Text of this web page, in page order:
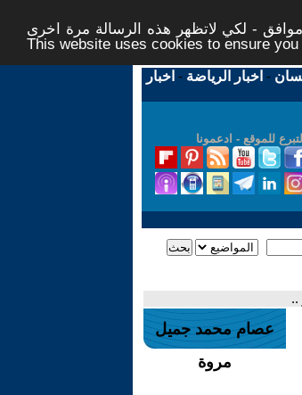
- لكي لاتظهر هذه الرسالة مرة اخرى -
This website uses cookies to ensure
- اخبار الرياضة - اخبار
التبرع للموقع - ادعمونا
..
عصام محمد جميل
مروة